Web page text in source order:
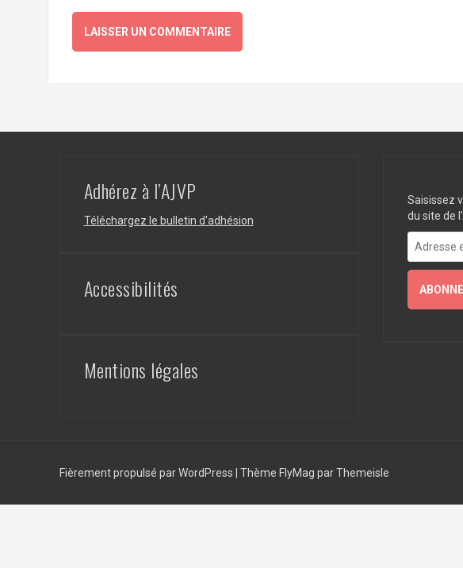
Adhérez à l’AJVP
Téléchargez le bulletin d'adhésion
Accessibilités
Mentions légales
Saisissez
du site de
e-
mail
Fièrement propulsé par WordPress Thème FlyMag par Themeisle